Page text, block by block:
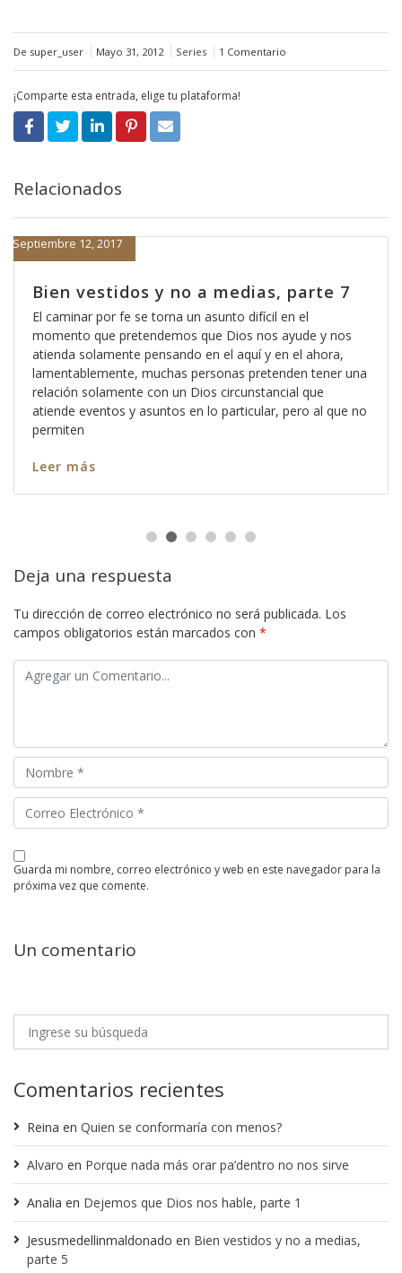
De super_user Mayo 31, 2012 Series 1 Comentario
¡Comparte esta entrada, elige tu plataforma!
Relacionados
Bien vestidos y no a medias, parte 7
Septiembre 12, 2017
El caminar por fe se torna un asunto difícil en el
momento que pretendemos que Dios nos ayude y nos
atienda solamente pensando en el aquí y en el ahora,
lamentablemente, muchas personas pretenden tener una
relación solamente con un Dios circunstancial que
atiende eventos y asuntos en lo particular, pero al que no
permiten
Leer más
Deja una respuesta
Tu dirección de correo electrónico no será publicada. Los
campos obligatorios están marcados con *
guarda mi nombre, correo electrónico y web en este navegador para la
próxima vez que comente.
Un comentario
Comentarios recientes
Reina en Quien se conformaría con menos?
Alvaro en Porque nada más orar pa’dentro no nos sirve
Analia en Dejemos que Dios nos hable, parte 1
Jesusmedellinmaldonado en Bien vestidos y no a medias,
parte 5